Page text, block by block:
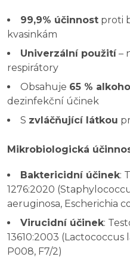
99,9% účinnost proti
kvasinkám
Univerzální použití–
respirátory
Obsahuje 65 %
dezinfekční účinek
S zvláčňující látkou
Mikrobiologická
Baktericidní účinek:
1276:2020
aeruginosa, Escherichia
Virucidní účinek:
13610:2003 (Lactococcus
P008, F7/2)